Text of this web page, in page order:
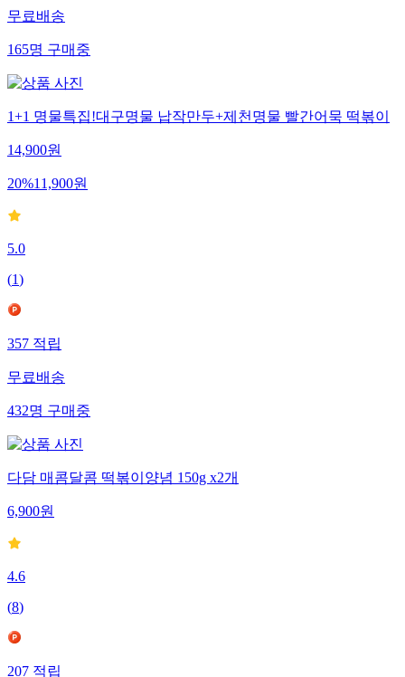
무료배송
165명 구매중
1+1 명물특집!대구명물 납작만두+제천명물 빨간어묵 떡볶이
14,900원
20%11,900원
5.0
(1)
357 적립
무료배송
432명 구매중
다담 매콤달콤 떡볶이양념 150g x2개
6,900원
4.6
(8)
207 적립